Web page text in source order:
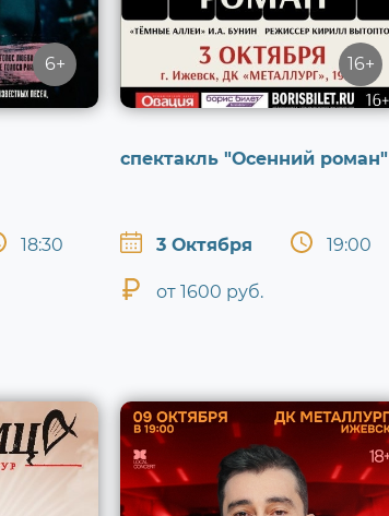
6+
18:30
16+
спектакль "Осенний роман"
3 Октября 19:00
от 1600 руб.